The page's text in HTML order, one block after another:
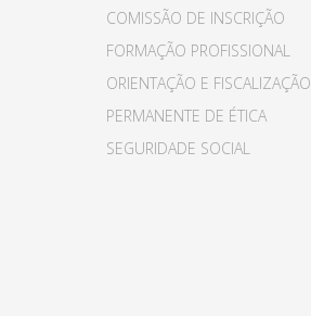
COMISSÃO DE INSCRIÇÃO
FORMAÇÃO PROFISSIONAL
ORIENTAÇÃO E FISCALIZAÇÃO
PERMANENTE DE ÉTICA
SEGURIDADE SOCIAL